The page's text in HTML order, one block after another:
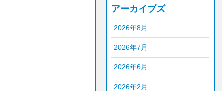
アーカイブズ
2026年8月
2026年7月
2026年6月
2026年2月